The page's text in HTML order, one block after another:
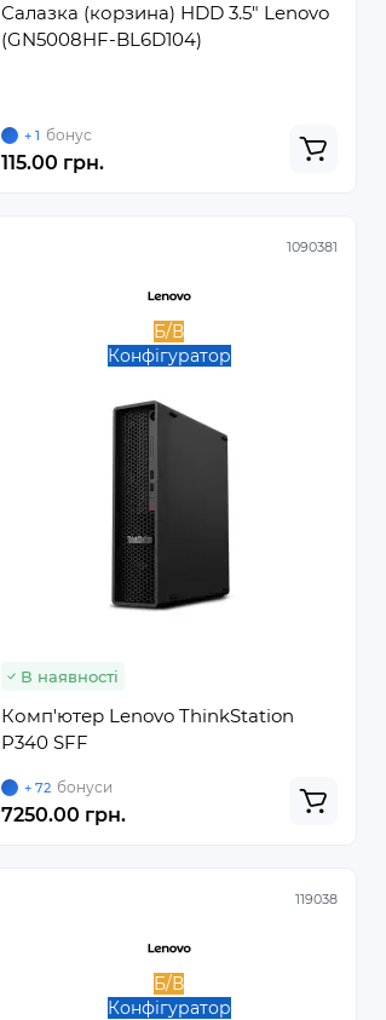
Салазка (корзина) HDD 3.5" Lenovo
(GN5008HF-BL6D104)
+ 1 бонус
115.00 грн.
1090381
Б/В
Конфігуратор
В наявності
Комп'ютер Lenovo ThinkStation
P340 SFF
+ 72 бонуси
7250.00 грн.
119038
Б/В
Конфігуратор